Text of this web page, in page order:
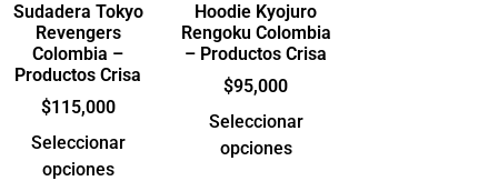
Sudadera Tokyo
Revengers
Colombia –
Productos Crisa
$115,000
Seleccionar
opciones
Hoodie Kyojuro
Rengoku Colombia
– Productos Crisa
$95,000
Seleccionar
opciones